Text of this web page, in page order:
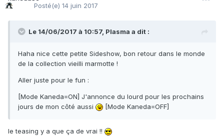
Posté(e) 14 juin 2017
Le 14/06/2017 à 10:57, Plasma a dit :
Haha nice cette petite Sideshow, bon retour dans le monde
de la collection vieilli marmotte !
Aller juste pour le fun :
[Mode Kaneda=ON] J'annonce du lourd pour les prochains
jours de mon côté aussi
[Mode Kaneda=OFF]
le teasing y a que ça de vrai !!